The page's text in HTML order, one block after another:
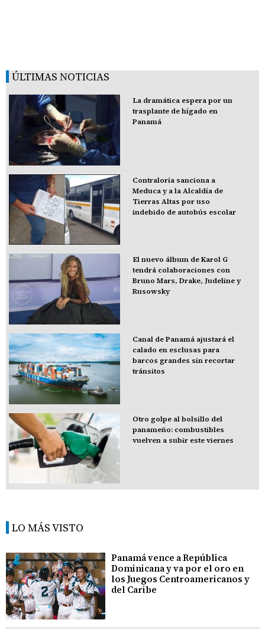
ÚLTIMAS NOTICIAS
La dramática espera por un
trasplante de hígado en
Panamá
Contraloría sanciona a
Meduca y a la Alcaldía de
Tierras Altas por uso
indebido de autobús escolar
El nuevo álbum de Karol G
tendrá colaboraciones con
Bruno Mars, Drake, Judeline y
Rusowsky
Canal de Panamá ajustará el
calado en esclusas para
barcos grandes sin recortar
tránsitos
Otro golpe al bolsillo del
panameño: combustibles
vuelven a subir este viernes
LO MÁS VISTO
Panamá vence a República
Dominicana y va por el oro en
los Juegos Centroamericanos y
del Caribe